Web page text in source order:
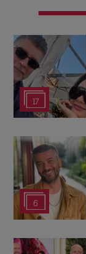
17
6